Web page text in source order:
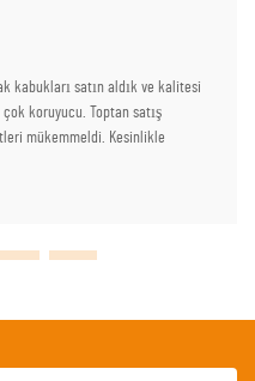
kabukları satın aldık ve kalitesi
koruyucu. Toptan satış
mükemmeldi. Kesinlikle